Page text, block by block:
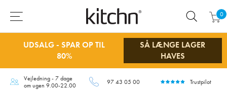
0
UDSALG - SPAR OP TIL
80%
SÅ LÆNGE LAGER
HAVES
Vejledning - 7 dage
om ugen 9.00-22.00
97 43 05 00 Trustpilot